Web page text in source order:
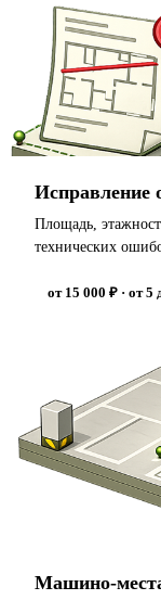
Площадь,
технических
от 15 000 ₽ · от 5
Машино-